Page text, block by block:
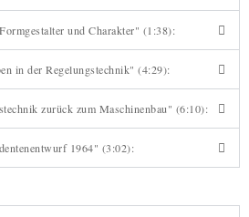
und Charakter" (1:38):
in der Regelungstechnik" (4:29):
zurück zum Maschinenbau" (6:10):
1964" (3:02):